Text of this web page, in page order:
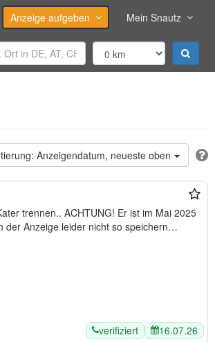
Anzeige aufgeben Mein Snautz
Anzeigendatum, neueste oben
trennen.. ACHTUNG! Er ist im Mai 2025
der Anzeige leider nicht so speichern…
verifiziert 16.07.26